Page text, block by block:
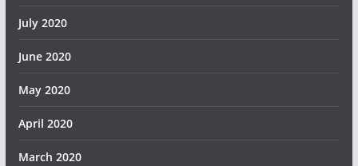
July 2020
June 2020
May 2020
April 2020
March 2020